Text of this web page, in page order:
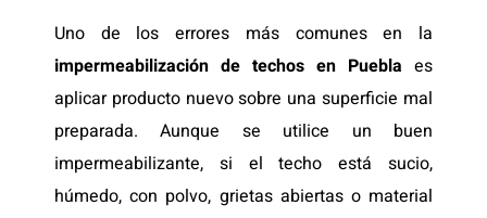
Uno de los errores más comunes en la
impermeabilización de techos en Puebla es
aplicar producto nuevo sobre una superficie mal
preparada. Aunque se utilice un buen
impermeabilizante, si el techo está sucio,
húmedo, con polvo, grietas abiertas o material